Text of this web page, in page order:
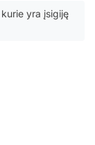
yra įsigiję